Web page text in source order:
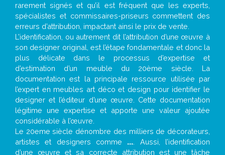
rarement signés et qu’il est fréquent que les experts,
spécialistes et commissaires-priseurs commettent des
erreurs d’attribution, impactant ainsi le prix de vente.
L’identification, ou autrement dit l’attribution d’une œuvre à
son designer original, est l’étape fondamentale et donc la
plus délicate dans le processus d’expertise et
d’estimation d’un meuble du 20ème siècle. La
documentation est la principale ressource utilisée par
l’expert en meubles art déco et design pour identifier le
designer et l’éditeur d’une œuvre. Cette documentation
légitime une expertise et apporte une valeur ajoutée
considérable à l’œuvre.
Le 20eme siècle dénombre des milliers de décorateurs,
artistes et designers comme ... . Aussi, l’identification
d’une œuvre et sa correcte attribution est une tâche